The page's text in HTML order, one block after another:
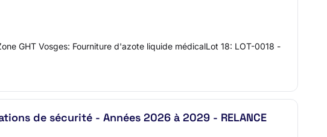
GHT Vosges: Fourniture d'azote liquide médicalLot 18: LOT-0018 -
de sécurité - Années 2026 à 2029 - RELANCE